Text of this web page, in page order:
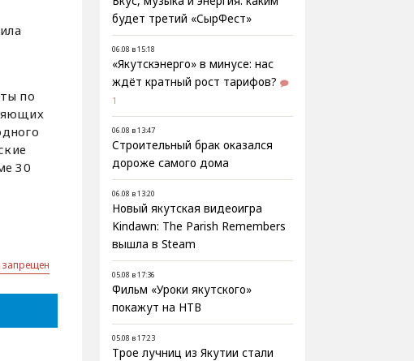
по
30
запрещен
будет третий «СырФест»
06.08 в 15:18
«Якутскэнерго» в минусе: нас
ждёт кратный рост тарифов?
1
06.08 в 13:47
Строительный брак оказался
дороже самого дома
06.08 в 13:20
Новый якутская видеоигра
Kindawn: The Parish Remembers
вышла в Steam
05.08 в 17:36
Фильм «Уроки якутского»
покажут на НТВ
05.08 в 17:23
Трое лучниц из Якутии стали